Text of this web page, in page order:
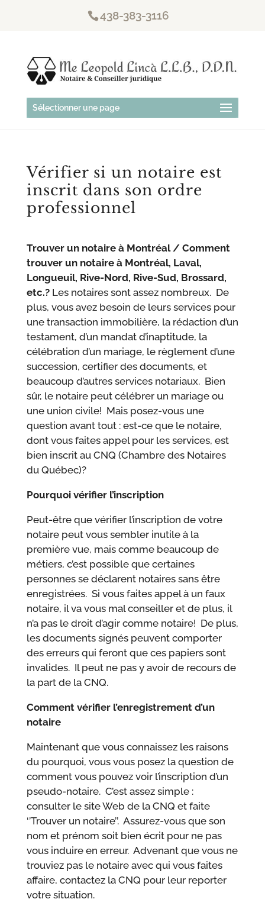
438-383-3116
Sélectionner une page
Vérifier si un notaire est
inscrit dans son ordre
professionnel
Trouver un notaire à Montréal / Comment
trouver un notaire à Montréal, Laval,
Longueuil, Rive-Nord, Rive-Sud, Brossard,
etc.?Les notaires sont assez nombreux. De
plus, vous avez besoin de leurs services pour
une transaction immobilière, la rédaction d’un
testament, d’un mandat d’inaptitude, la
célébration d’un mariage, le règlement d’une
succession, certifier des documents, et
beaucoup d’autres services notariaux. Bien
sûr, le notaire peut célébrer un mariage ou
une union civile! Mais posez-vous une
question avant tout : est-ce que le notaire,
dont vous faites appel pour les services, est
bien inscrit au CNQ (Chambre des Notaires
du Québec)?
Pourquoi vérifier l’inscription
Peut-être que vérifier l’inscription de votre
notaire peut vous sembler inutile à la
première vue, mais comme beaucoup de
métiers, c’est possible que certaines
personnes se déclarent notaires sans être
enregistrées. Si vous faites appel à un faux
notaire, il va vous mal conseiller et de plus, il
n’a pas le droit d’agir comme notaire! De plus,
les documents signés peuvent comporter
des erreurs qui feront que ces papiers sont
invalides. Il peut ne pas y avoir de recours de
la part de la CNQ.
Comment vérifier l’enregistrement d’un
notaire
Maintenant que vous connaissez les raisons
du pourquoi, vous vous posez la question de
comment vous pouvez voir l’inscription d’un
pseudo-notaire. C’est assez simple :
consulter le site Web de la CNQ et faite
‘’Trouver un notaire’’. Assurez-vous que son
nom et prénom soit bien écrit pour ne pas
vous induire en erreur. Advenant que vous ne
trouviez pas le notaire avec qui vous faites
affaire, contactez la CNQ pour leur reporter
votre situation.